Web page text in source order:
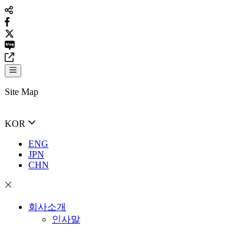
Site Map
KOR
ENG
JPN
CHN
회사소개
인사말